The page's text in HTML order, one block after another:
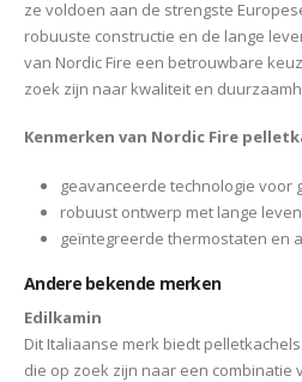
ze voldoen aan de strengste
robuuste constructie en de lange
van Nordic Fire een betrouwbare
zoek zijn naar kwaliteit en
Kenmerken van Nordic Fire
geavanceerde technologie voor
robuust ontwerp met lange
geïntegreerde thermostaten en
Andere bekende merken
Edilkamin
Dit Italiaanse merk biedt
die op zoek zijn naar een combinatie